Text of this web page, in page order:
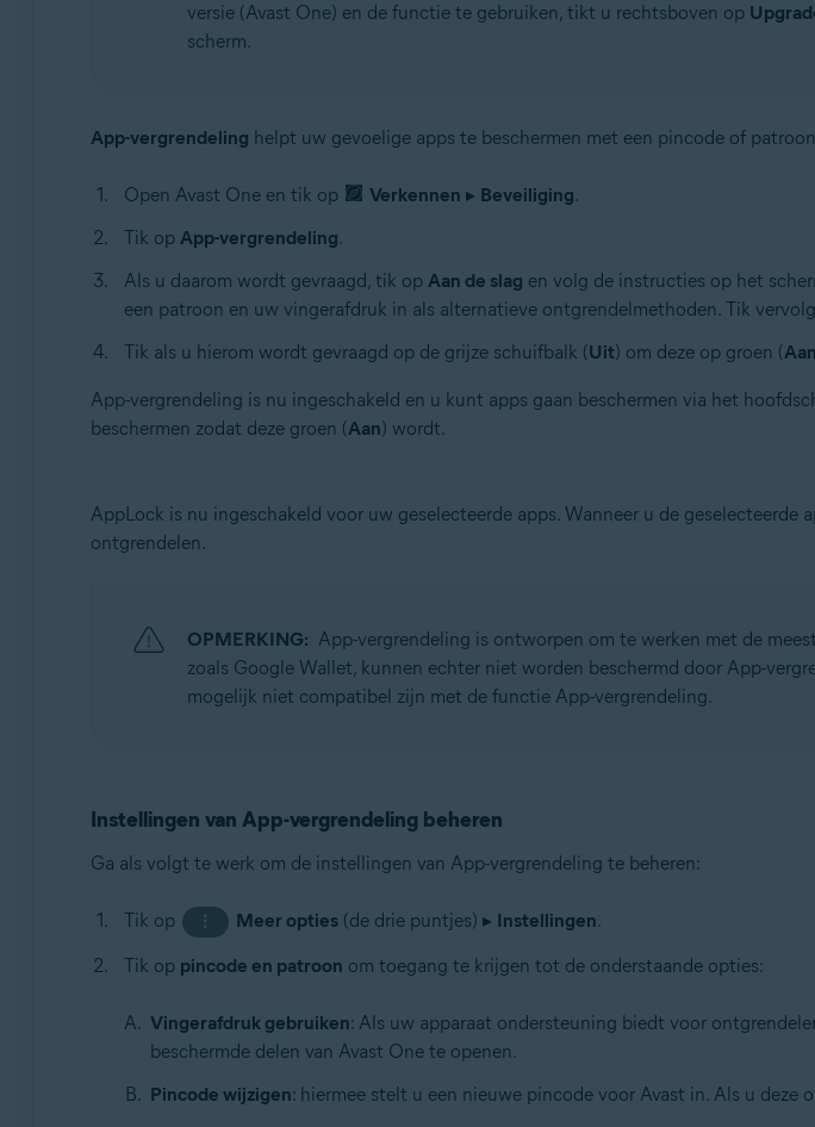
versie (Avast One) en de functie te gebruiken, tikt u rechtsboven op
scherm.
App-vergrendeling helpt uw gevoelige apps te beschermen met een pincode of
Open Avast One en tik op Verkennen ▸ Beveiliging.
Tik op App-vergrendeling.
Als u daarom wordt gevraagd, tik op Aan de slag en volg de instructies op het
een patroon en uw vingerafdruk in als alternatieve ontgrendelmethoden. Tik
Tik als u hierom wordt gevraagd op de grijze schuifbalk (Uit) om deze op groen (Aan
App-vergrendeling is nu ingeschakeld en u kunt apps gaan beschermen via het
beschermen zodat deze groen (Aan) wordt.
AppLock is nu ingeschakeld voor uw geselecteerde apps. Wanneer u de
ontgrendelen.
OPMERKING: App-vergrendeling is ontworpen om te werken met de
zoals Google Wallet, kunnen echter niet worden beschermd door App-
mogelijk niet compatibel zijn met de functie App-vergrendeling.
Instellingen van App-vergrendeling beheren
Ga als volgt te werk om de instellingen van App-vergrendeling te beheren:
Tik op ⋮ Meer opties (de drie puntjes) ▸ Instellingen.
Tik op pincode en patroon om toegang te krijgen tot de onderstaande opties:
Vingerafdruk gebruiken: Als uw apparaat ondersteuning biedt voor
beschermde delen van Avast One te openen.
Pincode wijzigen: hiermee stelt u een nieuwe pincode voor Avast in. Als u